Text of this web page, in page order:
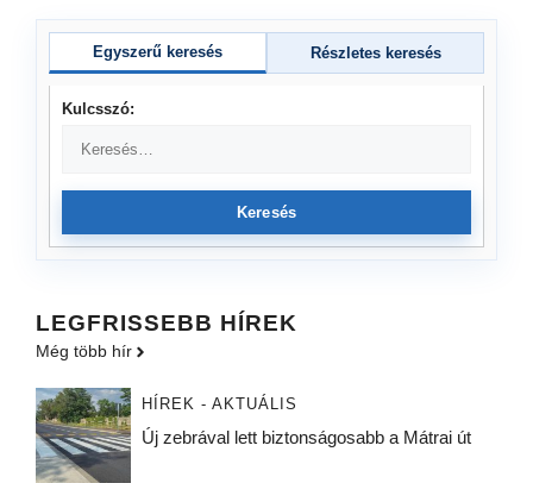
Egyszerű keresés Részletes keresés
Kulcsszó:
Keresés
LEGFRISSEBB HÍREK
Még több hír
HÍREK - AKTUÁLIS
Új zebrával lett biztonságosabb a Mátrai út